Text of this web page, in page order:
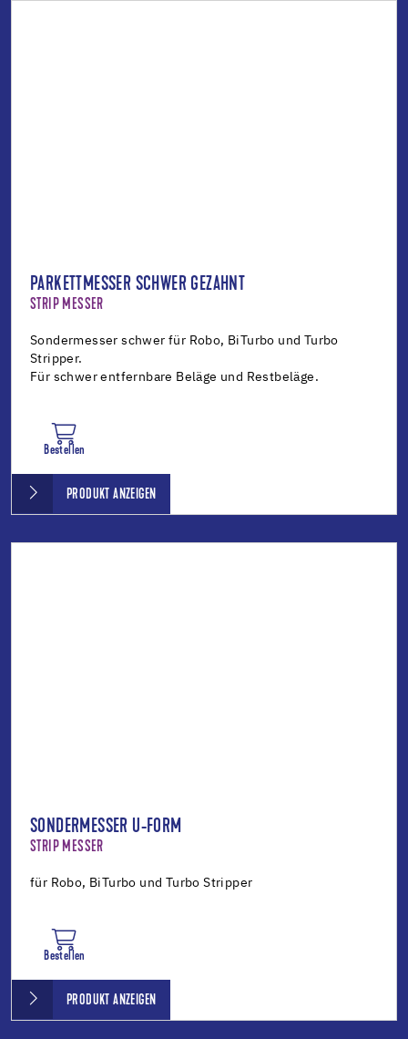
PARKETTMESSER SCHWER GEZAHNT
STRIP MESSER
Sondermesser schwer für Robo, BiTurbo und Turbo
Stripper.
Für schwer entfernbare Beläge und Restbeläge.
Bestellen
PRODUKT ANZEIGEN
SONDERMESSER U-FORM
STRIP MESSER
für Robo, BiTurbo und Turbo Stripper
Bestellen
PRODUKT ANZEIGEN